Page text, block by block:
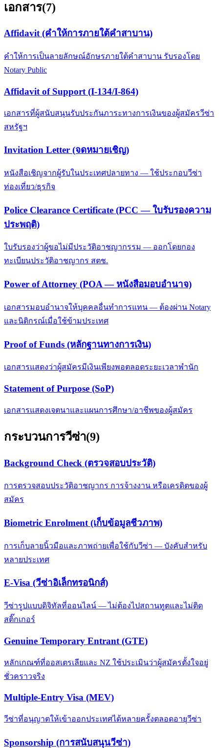
เอกสาร(7)
Affidavit (คำให้การภายใต้คำสาบาน)
คำให้การเป็นลายลักษณ์อักษรภายใต้คำสาบาน รับรองโดย
Notary Public
Affidavit of Support (I-134/I-864)
เอกสารที่ผู้สนับสนุนรับประกันภาระทางการเงินของผู้สมัครวีซ่า
สหรัฐฯ
Invitation Letter (จดหมายเชิญ)
หนังสือเชิญจากผู้รับในประเทศปลายทาง — ใช้ประกอบวีซ่า
ท่องเที่ยว/ธุรกิจ
Police Clearance Certificate (PCC — ใบรับรองความ
ประพฤติ)
ใบรับรองว่าผู้ขอไม่มีประวัติอาชญากรรม — ออกโดยกอง
ทะเบียนประวัติอาชญากร สตช.
Power of Attorney (POA — หนังสือมอบอำนาจ)
เอกสารมอบอำนาจให้บุคคลอื่นทำการแทน — ต้องผ่าน Notary
และนิติกรณ์เมื่อใช้ข้ามประเทศ
Proof of Funds (หลักฐานทางการเงิน)
เอกสารแสดงว่าผู้สมัครมีเงินเพียงพอตลอดระยะเวลาพำนัก
Statement of Purpose (SoP)
เอกสารแสดงเจตนาและแผนการศึกษา/อาชีพของผู้สมัคร
กระบวนการวีซ่า(9)
Background Check (ตรวจสอบประวัติ)
การตรวจสอบประวัติอาชญากร การจ้างงาน หรือเครดิตของผู้
สมัคร
Biometric Enrolment (เก็บข้อมูลชีวภาพ)
การเก็บลายนิ้วมือและภาพถ่ายเพื่อใช้กับวีซ่า — บังคับสำหรับ
หลายประเทศ
E-Visa (วีซ่าอิเล็กทรอนิกส์)
วีซ่ารูปแบบดิจิทัลที่ออนไลน์ — ไม่ต้องไปสถานทูตและไม่ติด
สติ๊กเกอร์
Genuine Temporary Entrant (GTE)
หลักเกณฑ์ที่ออสเตรเลียและ NZ ใช้ประเมินว่าผู้สมัครตั้งใจอยู่
ชั่วคราวจริง
Multiple-Entry Visa (MEV)
วีซ่าที่อนุญาตให้เข้าออกประเทศได้หลายครั้งตลอดอายุวีซ่า
Sponsorship (การสนับสนุนวีซ่า)